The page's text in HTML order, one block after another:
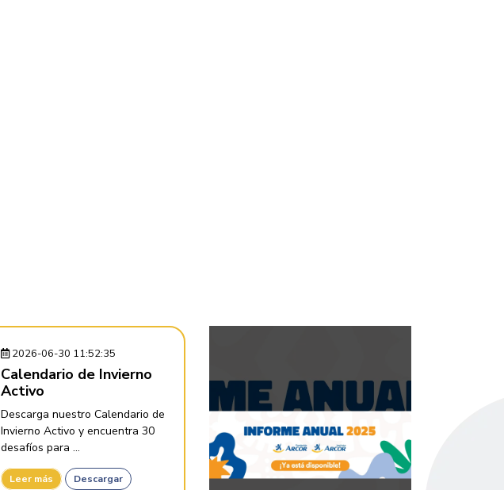
2026-06-30 11:52:35
Calendario de Invierno
Activo
Descarga nuestro Calendario de
Invierno Activo y encuentra 30
desafíos para ...
Leer más Descargar